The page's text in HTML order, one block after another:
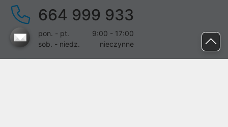
664 999 933
pon. - pt.
9:00 - 17:00
sob. - niedz.
nieczynne